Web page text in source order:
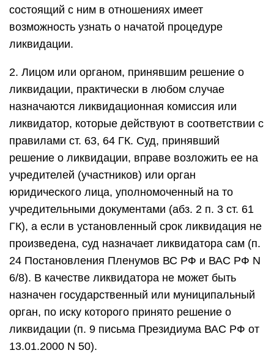
состоящий с ним в отношениях имеет
возможность узнать о начатой процедуре
ликвидации.
2. Лицом или органом, принявшим решение о
ликвидации, практически в любом случае
назначаются ликвидационная комиссия или
ликвидатор, которые действуют в соответствии с
правилами ст. 63, 64 ГК. Суд, принявший
решение о ликвидации, вправе возложить ее на
учредителей (участников) или орган
юридического лица, уполномоченный на то
учредительными документами (абз. 2 п. 3 ст. 61
ГК), а если в установленный срок ликвидация не
произведена, суд назначает ликвидатора сам (п.
24 Постановления Пленумов ВС РФ и ВАС РФ N
6/8). В качестве ликвидатора не может быть
назначен государственный или муниципальный
орган, по иску которого принято решение о
ликвидации (п. 9 письма Президиума ВАС РФ от
13.01.2000 N 50).